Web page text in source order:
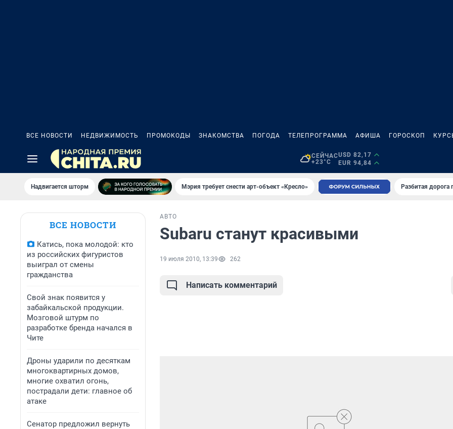
ВСЕ НОВОСТИ НЕДВИЖИМОСТЬ ПРОМОКОДЫ ЗНАКОМСТВА ПОГОДА ТЕЛЕПРОГРАММА АФИША ГОРОСКОП
СЕЙЧАС
+23°C
USD 82,17
EUR 94,84
Надвигается шторм Мэрия требует снести арт-объект «Кресло» Разбитая дорога
ВСЕ НОВОСТИ
Катись, пока молодой: кто
из российских фигуристов
выиграл от смены
гражданства
Свой знак появится у
забайкальской продукции.
Мозговой штурм по
разработке бренда начался в
Чите
Дроны ударили по десяткам
многоквартирных домов,
многие охватил огонь,
пострадали дети: главное об
атаке
Сенатор предложил вернуть
АВТО
Subaru станут красивыми
19 июля 2010, 13:39 262
Написать комментарий